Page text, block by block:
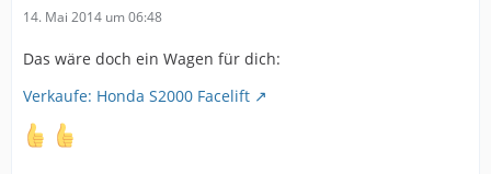
14. Mai 2014 um 06:48
Das wäre doch ein Wagen für dich:
Verkaufe: Honda S2000 Facelift